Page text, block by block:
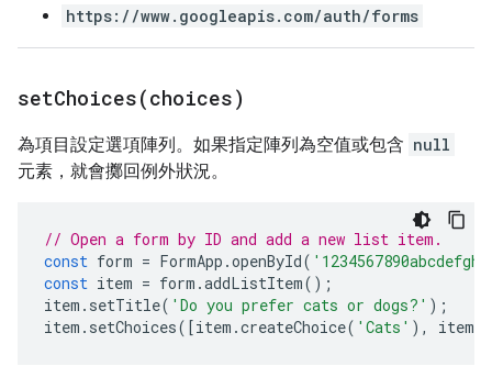
https://www.googleapis.com/auth/forms
setChoices(choices)
為項目設定選項陣列。如果指定陣列為空值或包含 null
元素，就會擲回例外狀況。
// Open a form by ID and add a new list item.
const form = FormApp .openById(
const item = form .addListItem();
item . setTitle( 'Do you prefer cats or dogs?' );
item . setChoices([item .createChoice( 'Cats' ), item